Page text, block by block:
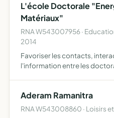
L'école Doctorale
Matériaux"
RNA W543007956 ·
2014
Favoriser les contacts,
l'information entre les
Aderam Ramanitra
RNA W543008860 · Loisirs